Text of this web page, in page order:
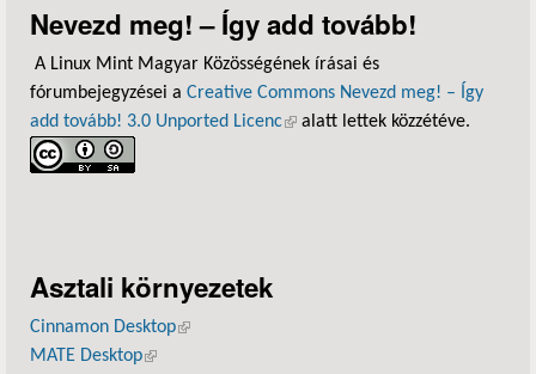
Nevezd meg! – Így add tovább!
A Linux Mint Magyar Közösségének írásai és
fórumbejegyzései a Creative Commons Nevezd meg! – Így
add tovább! 3.0 Unported Licenc(külső hivatkozás)
alatt lettek közzétéve.
Asztali környezetek
Cinnamon Desktop(külső hivatkozás)
MATE Desktop(külső hivatkozás)